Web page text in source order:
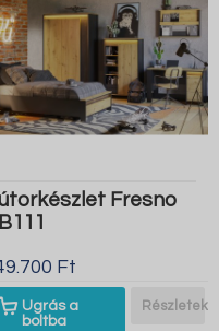
Fresno
Ft
Ugrás a
boltba
Részletek